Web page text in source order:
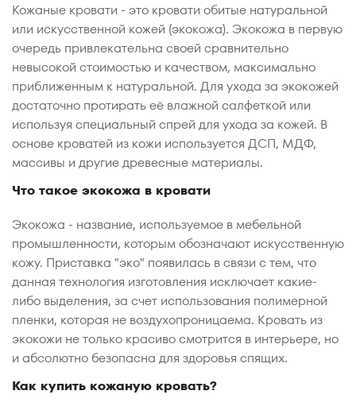
Кожаные кровати - это кровати обитые натуральной
или искусственной кожей (экокожа). Экокожа в первую
очередь привлекательна своей сравнительно
невысокой стоимостью и качеством, максимально
приближенным к натуральной. Для ухода за экокожей
достаточно протирать её влажной салфеткой или
используя специальный спрей для ухода за кожей. В
основе кроватей из кожи используется ДСП, МДФ,
массивы и другие древесные материалы.
Что такое экокожа в кровати
Экокожа - название, используемое в мебельной
промышленности, которым обозначают искусственную
кожу. Приставка "эко" появилась в связи с тем, что
данная технология изготовления исключает какие-
либо выделения, за счет использования полимерной
пленки, которая не воздухопроницаема. Кровать из
экокожи не только красиво смотрится в интерьере, но
и абсолютно безопасна для здоровья спящих.
Как купить кожаную кровать?